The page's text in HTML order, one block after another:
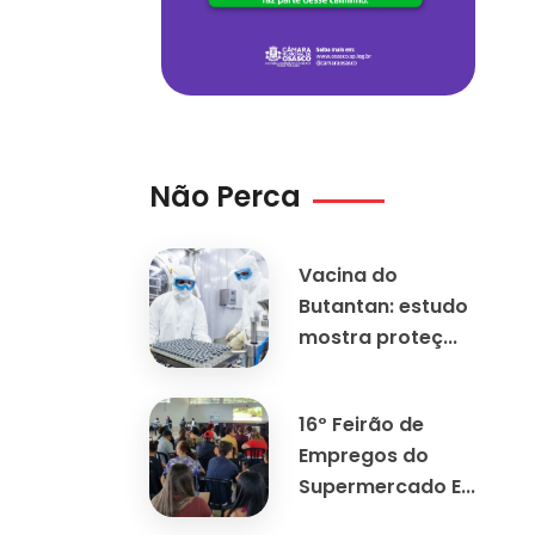
Não Perca
Vacina do
Butantan: estudo
mostra proteç...
16º Feirão de
Empregos do
Supermercado E...